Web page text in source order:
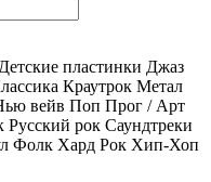
Детские пластинки Джаз
Краутрок Метал
вейв Поп Прог / Арт
Русский рок Саундтреки
Фолк Хард Рок Хип-Хоп